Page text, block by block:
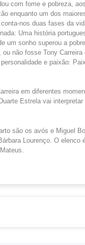
com fome e pobreza,
enquanto um dos
nos duas fases da
Uma história
um sonho superou a
não fosse Tony Carreira
e paixão:
em diferentes
Estrela vai interpretar
são os avós e Miguel
Lourenço. O elenco